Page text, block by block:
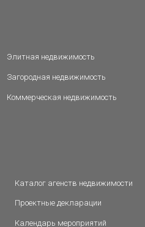
Элитная недвижимость
Загородная недвижимость
Коммерческая недвижимость
Каталог агенств недвижимости
Проектные декларации
Календарь мероприятий